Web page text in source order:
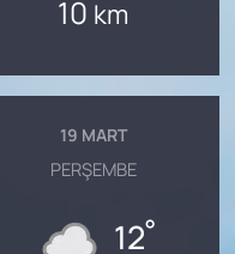
10 km
19 MART
PERŞEMBE
12°